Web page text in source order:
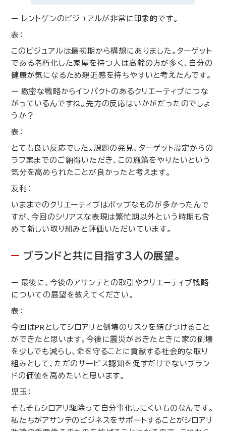
ー レントゲンのビジュアルが非常に印象的です。
表：
このビジュアルは最初期から構想にありました。ターゲット
である老朽化した家屋を持つ人は高齢の方が多く、自分の
健康が気になるため親近感を持ちやすいと考えたんです。
ー 緻密な戦略からインパクトのあるクリエーティブにつな
がっているんですね。先方の反応はいかがだったのでしょ
うか？
表：
とても良い反応でした。課題の発見、ターゲット設定からの
ラフ案までのご納得いただき、この施策をやりたいという
気分を高められたことが良かったと考えます。
友利：
いままでのクリエーティブはポップなものが多かったんで
すが、今回のシリアスな表現は繁忙期以外という時期も含
めて新しい取り組みと評価いただいています。
ブランドと共に目指す３人の展望。
ー 最後に、今後のアサンテとの取引やクリエーティブ戦略
についての展望を教えてください。
表：
今回はPRとしてシロアリと倒壊のリスクを結びつけること
ができたと思います。今後に震災がおきたときに家の倒壊
を少しでも減らし、命を守ることに貢献する社会的な取り
組みとして、ただのサービス認知を促すだけでないブラン
ドの価値を高めたいと思います。
児玉：
そもそもシロアリ駆除って自分事化しにくいものなんです。
私たちがアサンテのビジネスをサポートすることがシロアリ